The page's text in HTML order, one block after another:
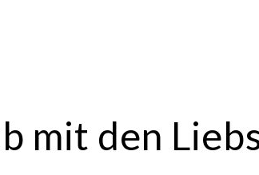
mit den